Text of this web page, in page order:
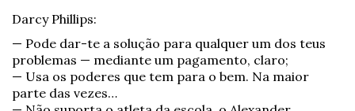
Darcy Phillips:
— Pode dar-te a solução para qualquer um dos teus
problemas — mediante um pagamento, claro;
— Usa os poderes que tem para o bem. Na maior
parte das vezes…